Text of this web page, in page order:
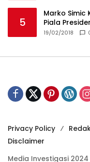
5
Marko Simic
Piala
19/02/2018
Privacy Policy
Disclaimer
Media Investigasi 2024